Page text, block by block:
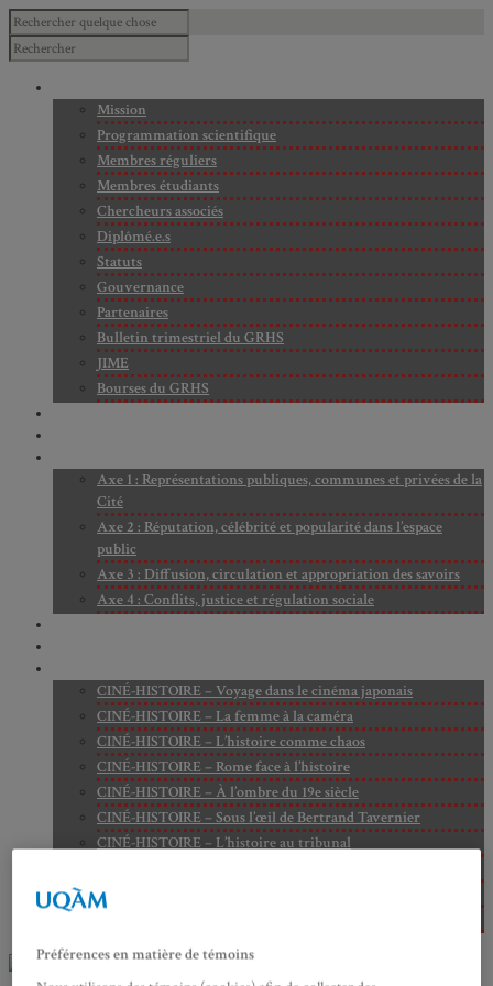
Mission
Programmation scientifique
Membres réguliers
Membres étudiants
Chercheurs associés
Diplômé.e.s
Statuts
Gouvernance
Partenaires
Bulletin trimestriel du GRHS
JIME
Bourses du GRHS
Axe 1 : Représentations publiques, communes et privées de la
Cité
Axe 2 : Réputation, célébrité et popularité dans l’espace
public
Axe 3 : Diffusion, circulation et appropriation des savoirs
Axe 4 : Conflits, justice et régulation sociale
CINÉ-HISTOIRE – Voyage dans le cinéma japonais
CINÉ-HISTOIRE – La femme à la caméra
CINÉ-HISTOIRE – L’histoire comme chaos
CINÉ-HISTOIRE – Rome face à l’histoire
CINÉ-HISTOIRE – À l’ombre du 19e siècle
CINÉ-HISTOIRE – Sous l’œil de Bertrand Tavernier
CINÉ-HISTOIRE – L’histoire au tribunal
CINÉ-HISTOIRE – Kubrick historien
Préférences en matière de témoins